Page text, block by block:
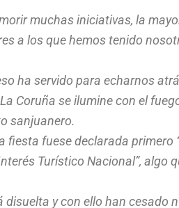
muchas iniciativas, la
a los que hemos tenido
ha servido para echarnos
Coruña se ilumine con el
sanjuanero.
fiesta fuese declarada primero
Turístico Nacional”, algo
disuelta y con ello han cesado